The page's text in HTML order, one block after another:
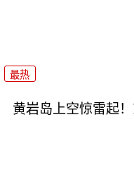
最热
黄岩岛上空惊雷起